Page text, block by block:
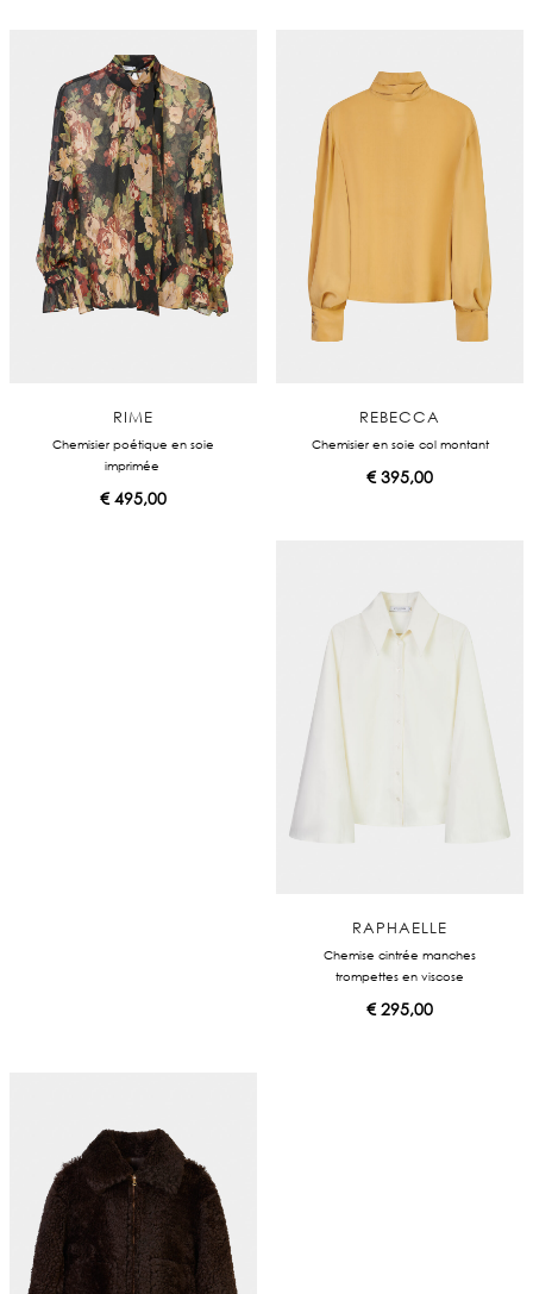
RIME
Chemisier poétique en soie
imprimée
€495,00
REBECCA
Chemisier en soie col montant
€395,00
RAPHAELLE
Chemise cintrée manches
trompettes en viscose
€295,00